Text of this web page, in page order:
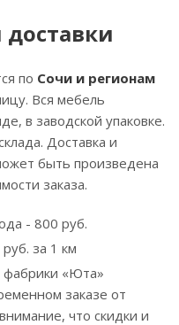
по Сочи и регионам
Вся мебель
в заводской упаковке.
Доставка и
быть произведена
заказа.
- 800 руб.
за 1 км
фабрики «Юта»
заказе от
что скидки и